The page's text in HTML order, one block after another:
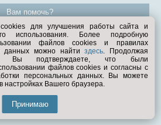
Вам помочь?
Exist.ru 1998—2026
для улучшения работы сайта и
использования. Более подробную
файлов cookies и правилах
данных можно найтиздесь. Продолжая
Вы подтверждаете, что были
файлов cookies и согласны с
персональных данных. Вы можете
настройках Вашего браузера.
Принимаю